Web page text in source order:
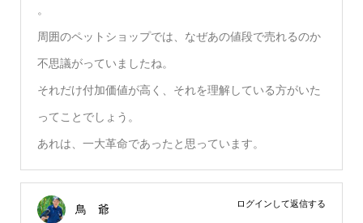
。
周囲のペットショップでは、なぜあの値段で売れるのか
不思議がっていましたね。
それだけ付加価値が高く、それを理解している方がいた
ってことでしょう。
あれは、一大革命であったと思っています。
鳥 爺 ログインして返信する